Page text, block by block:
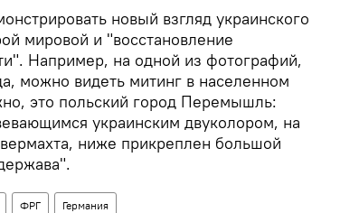
новый взгляд украинского
мировой и "восстановление
Например, на одной из фотографий,
можно видеть митинг в населенном
это польский город Перемышль:
украинским двуколором, на
ниже прикреплен большой
ФРГ Германия